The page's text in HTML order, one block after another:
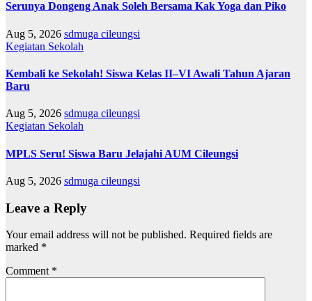
Serunya Dongeng Anak Soleh Bersama Kak Yoga dan Piko
Aug 5, 2026 sdmuga cileungsi
Kegiatan Sekolah
Kembali ke Sekolah! Siswa Kelas II–VI Awali Tahun Ajaran
Baru
Aug 5, 2026 sdmuga cileungsi
Kegiatan Sekolah
MPLS Seru! Siswa Baru Jelajahi AUM Cileungsi
Aug 5, 2026 sdmuga cileungsi
Leave a Reply
Your email address will not be published. Required fields are
marked *
Comment *